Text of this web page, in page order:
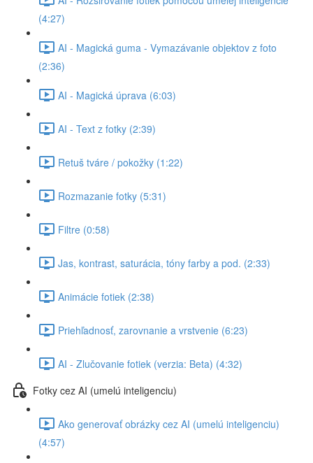
(4:27)
AI - Magická guma - Vymazávanie objektov z foto
(2:36)
AI - Magická úprava (6:03)
AI - Text z fotky (2:39)
Retuš tváre / pokožky (1:22)
Rozmazanie fotky (5:31)
Filtre (0:58)
Jas, kontrast, saturácia, tóny farby a pod. (2:33)
Animácie fotiek (2:38)
Priehľadnosť, zarovnanie a vrstvenie (6:23)
AI - Zlučovanie fotiek (verzia: Beta) (4:32)
Fotky cez AI (umelú inteligenciu)
Ako generovať obrázky cez AI (umelú inteligenciu)
(4:57)